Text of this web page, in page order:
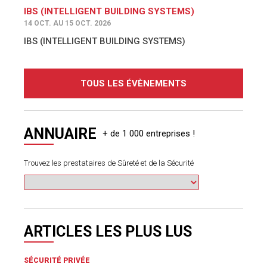
IBS (INTELLIGENT BUILDING SYSTEMS)
14 OCT. AU 15 OCT. 2026
IBS (INTELLIGENT BUILDING SYSTEMS)
TOUS LES ÉVÈNEMENTS
ANNUAIRE
Trouvez les prestataires de Sûreté et de la Sécurité
ARTICLES LES PLUS LUS
SÉCURITÉ PRIVÉE